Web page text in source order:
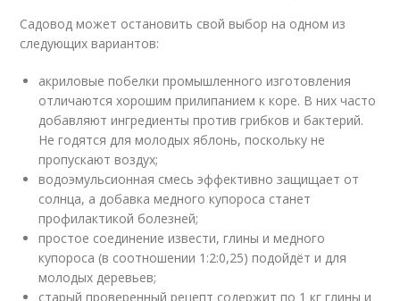
Садовод может остановить свой выбор на одном из
следующих вариантов:
акриловые побелки промышленного изготовления
отличаются хорошим прилипанием к коре. В них часто
добавляют ингредиенты против грибков и бактерий.
Не годятся для молодых яблонь, поскольку не
пропускают воздух;
водоэмульсионная смесь эффективно защищает от
солнца, а добавка медного купороса станет
профилактикой болезней;
простое соединение извести, глины и медного
купороса (в соотношении 1:2:0,25) подойдёт и для
молодых деревьев;
старый проверенный рецепт содержит по 1 кг глины и